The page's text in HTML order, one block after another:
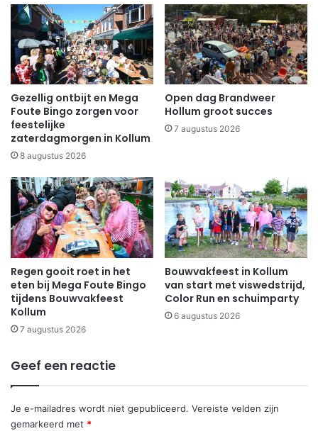
Gezellig ontbijt en Mega
Foute Bingo zorgen voor
feestelijke
zaterdagmorgen in Kollum
8 augustus 2026
Open dag Brandweer
Hollum groot succes
7 augustus 2026
Regen gooit roet in het
eten bij Mega Foute Bingo
tijdens Bouwvakfeest
Kollum
7 augustus 2026
Bouwvakfeest in Kollum
van start met viswedstrijd,
Color Run en schuimparty
6 augustus 2026
Geef een reactie
Je e-mailadres wordt niet gepubliceerd. Vereiste velden zijn
gemarkeerd met *